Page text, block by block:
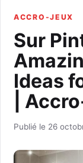
ACCRO-JEUX
Sur
Ideas
|
Publié le 26